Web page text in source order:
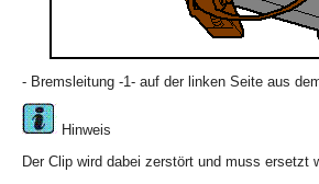
- Bremsleitung -1- auf der linken Seite aus
Hinweis
Der Clip wird dabei zerstört und muss ersetzt